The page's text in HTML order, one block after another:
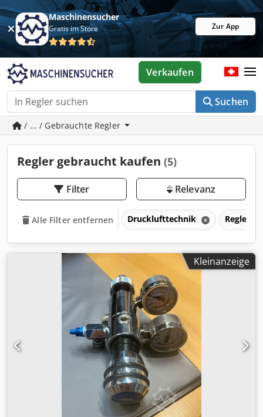
Maschinensucher
Gratis im Store Zur App
Suchen
Verkaufen
/ ... / Gebrauchte Regler
Regler gebraucht kaufen (5)
Filter Relevanz
Alle Filter entfernen Drucklufttechnik Regler
Kleinanzeige